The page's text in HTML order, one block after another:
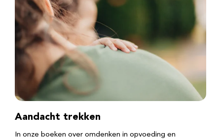
Aandacht trekken
In onze boeken over omdenken in opvoeding en